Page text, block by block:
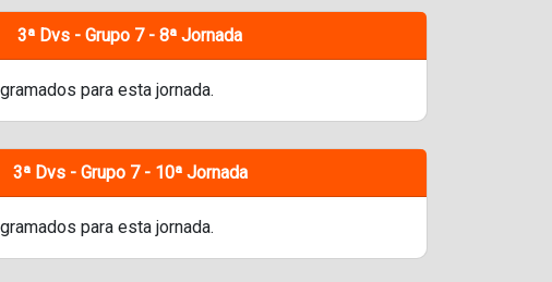
3ª Dvs - Grupo 7 - 8ª Jornada
para esta jornada.
3ª Dvs - Grupo 7 - 10ª Jornada
para esta jornada.